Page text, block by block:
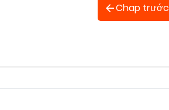
Chap trước